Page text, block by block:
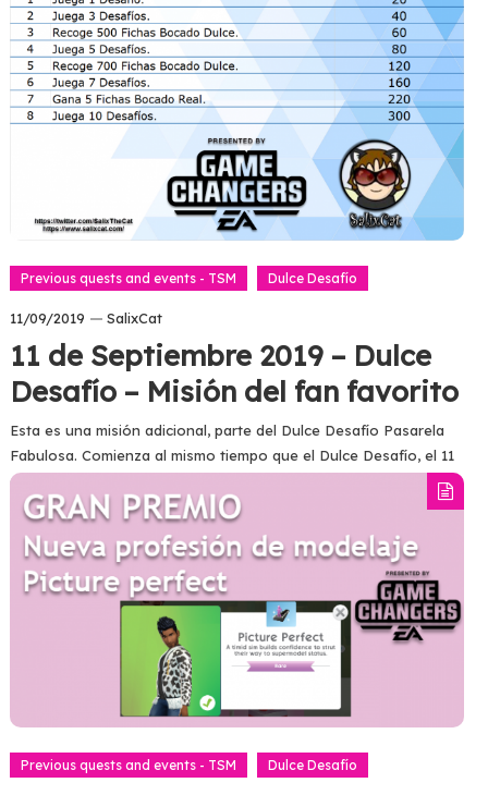
Previous quests and events - TSM Dulce Desafío
11/09/2019 SalixCat
11 de Septiembre 2019 – Dulce
Desafío – Misión del fan favorito
Esta es una misión adicional, parte del Dulce Desafío Pasarela
Fabulosa. Comienza al mismo tiempo que el Dulce Desafío, el 11
de Septiembre a las 7 p.m. hora de España…
Tagged dulce desafio , misiones
Read more
Previous quests and events - TSM Dulce Desafío